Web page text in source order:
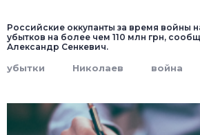
Российские оккупанты за время войны
убытков на более чем 110 млн грн,
Александр Сенкевич.
убытки Николаев война